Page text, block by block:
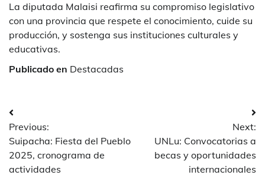
La diputada Malaisi reafirma su compromiso legislativo
con una provincia que respete el conocimiento, cuide su
producción, y sostenga sus instituciones culturales y
educativas.
Publicado en Destacadas
Navegación
de
entradas
Previous:
Suipacha: Fiesta del Pueblo
2025, cronograma de
actividades
Next:
UNLu: Convocatorias a
becas y oportunidades
internacionales